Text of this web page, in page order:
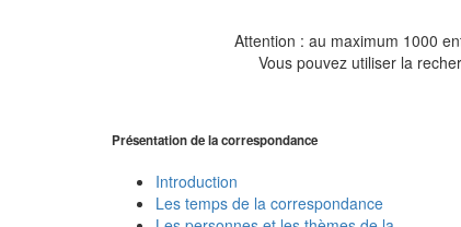
Attention : au maximum 1000
Vous pouvez utiliser la
Présentation de la correspondance
Introduction
Les temps de la correspondance